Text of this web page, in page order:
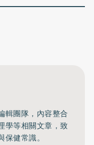
輯團隊，內容整合
學等相關文章，致
健常識。